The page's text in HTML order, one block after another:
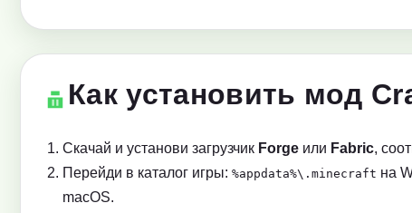
Как установить мод
Скачай и установи загрузчик Forge или Fabric,
Перейди в каталог игры: %appdata%\.minecraft на
macOS.